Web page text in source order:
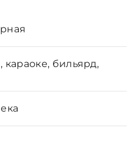
караоке, бильярд,